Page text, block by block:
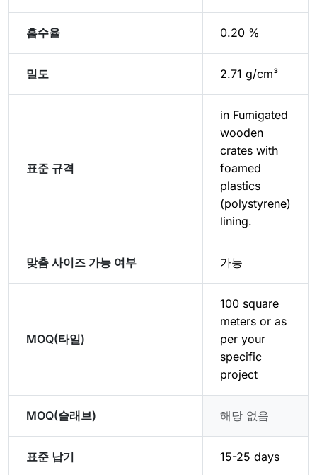
흡수율 0.20 %
밀도 2.71 g/cm³
표준 규격
in Fumigated
wooden
crates with
foamed
plastics
(polystyrene)
lining.
맞춤 사이즈 가능 여부 가능
MOQ(타일)
100 square
meters or as
per your
specific
project
MOQ(슬래브) 해당 없음
표준 납기 15-25 days